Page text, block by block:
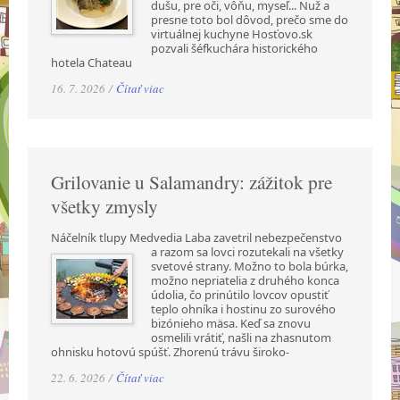
dušu, pre oči, vôňu, myseľ... Nuž a
presne toto bol dôvod, prečo sme do
virtuálnej kuchyne Hosťovo.sk
pozvali šéfkuchára historického
hotela Chateau
16. 7. 2026 / Čítať viac
Grilovanie u Salamandry: zážitok pre
všetky zmysly
Náčelník tlupy Medvedia Laba zavetril nebezpečenstvo
a razom sa lovci rozutekali na všetky
svetové strany. Možno to bola búrka,
možno nepriatelia z druhého konca
údolia, čo prinútilo lovcov opustiť
teplo ohníka i hostinu zo surového
bizónieho mäsa. Keď sa znovu
osmelili vrátiť, našli na zhasnutom
ohnisku hotovú spúšť. Zhorenú trávu široko-
22. 6. 2026 / Čítať viac